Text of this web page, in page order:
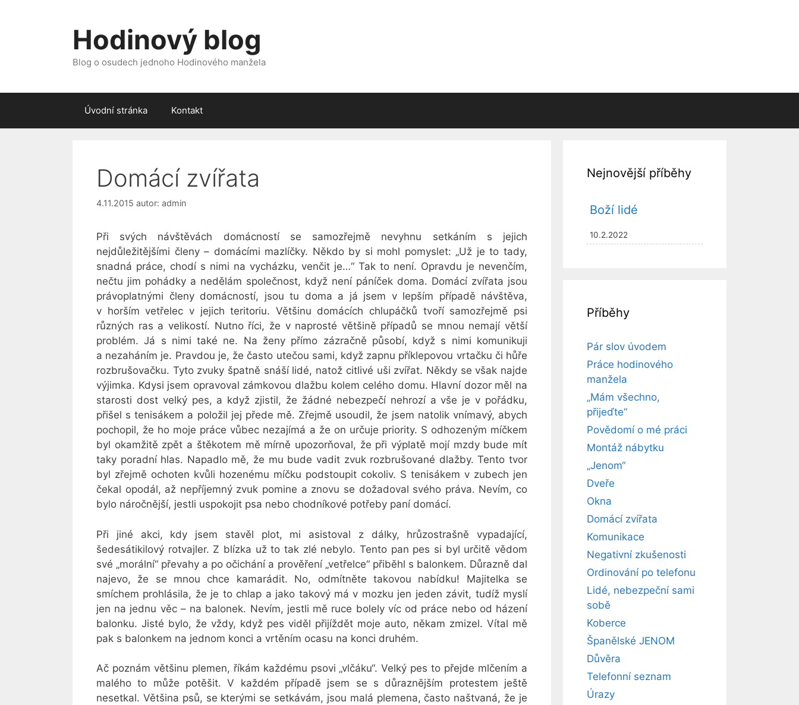
Hodinový blog
Blog o osudech jednoho Hodinového manžela
Úvodní stránka Kontakt
Domácí zvířata
4.11.2015 autor: admin
Při svých návštěvách domácností se samozřejmě nevyhnu setkáním s jejich
nejdůležitějšími členy – domácími mazlíčky. Někdo by si mohl pomyslet: „Už je to tady,
snadná práce, chodí s nimi na vycházku, venčit je…“ Tak to není. Opravdu je nevenčím,
nečtu jim pohádky a nedělám společnost, když není páníček doma. Domácí zvířata jsou
právoplatnými členy domácností, jsou tu doma a já jsem v lepším případě návštěva,
v horším vetřelec v jejich teritoriu. Většinu domácích chlupáčků tvoří samozřejmě psi
různých ras a velikostí. Nutno říci, že v naprosté většině případů se mnou nemají větší
problém. Já s nimi také ne. Na ženy přímo zázračně působí, když s nimi komunikuji
a nezaháním je. Pravdou je, že často utečou sami, když zapnu příklepovou vrtačku či hůře
rozbrušovačku. Tyto zvuky špatně snáší lidé, natož citlivé uši zvířat. Někdy se však najde
výjimka. Kdysi jsem opravoval zámkovou dlažbu kolem celého domu. Hlavní dozor měl na
starosti dost velký pes, a když zjistil, že žádné nebezpečí nehrozí a vše je v pořádku,
přišel s tenisákem a položil jej přede mě. Zřejmě usoudil, že jsem natolik vnímavý, abych
pochopil, že ho moje práce vůbec nezajímá a že on určuje priority. S odhozeným míčkem
byl okamžitě zpět a štěkotem mě mírně upozorňoval, že při výplatě mojí mzdy bude mít
taky poradní hlas. Napadlo mě, že mu bude vadit zvuk rozbrušované dlažby. Tento tvor
byl zřejmě ochoten kvůli hozenému míčku podstoupit cokoliv. S tenisákem v zubech jen
čekal opodál, až nepříjemný zvuk pomine a znovu se dožadoval svého práva. Nevím, co
bylo náročnější, jestli uspokojit psa nebo chodníkové potřeby paní domácí.
Při jiné akci, kdy jsem stavěl plot, mi asistoval z dálky, hrůzostrašně vypadající,
šedesátikilový rotvajler. Z blízka už to tak zlé nebylo. Tento pan pes si byl určitě vědom
své „morální“ převahy a po očichání a prověření „vetřelce“ přiběhl s balonkem. Důrazně dal
najevo, že se mnou chce kamarádit. No, odmítněte takovou nabídku! Majitelka se
smíchem prohlásila, že je to chlap a jako takový má v mozku jen jeden závit, tudíž myslí
jen na jednu věc – na balonek. Nevím, jestli mě ruce bolely víc od práce nebo od házení
balonku. Jisté bylo, že vždy, když pes viděl přijíždět moje auto, někam zmizel. Vítal mě
pak s balonkem na jednom konci a vrtěním ocasu na konci druhém.
Ač poznám většinu plemen, říkám každému psovi „vlčáku“. Velký pes to přejde mlčením a
malého to může potěšit. V každém případě jsem se s důraznějším protestem ještě
nesetkal. Většina psů, se kterými se setkávám, jsou malá plemena, často naštvaná, že je
Nejnovější příběhy
Boží lidé
10.2.2022
Příběhy
Pár slov úvodem
Práce hodinového
manžela
„Mám všechno,
přijeďte“
Povědomí o mé práci
Montáž nábytku
„Jenom“
Dveře
Okna
Domácí zvířata
Komunikace
Negativní zkušenosti
Ordinování po telefonu
Lidé, nebezpeční sami
sobě
Koberce
Španělské JENOM
Důvěra
Telefonní seznam
Úrazy